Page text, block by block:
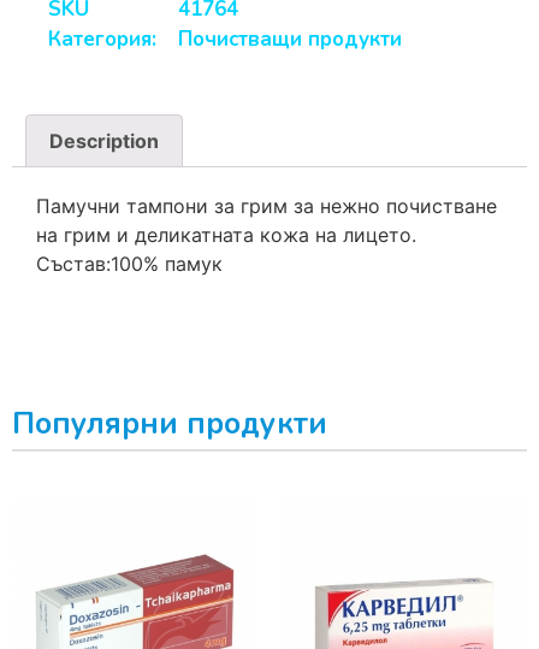
SKU
41764
Категория:
Почистващи продукти
Description
Памучни тампони за грим за нежно почистване
на грим и деликатната кожа на лицето.
Състав:100% памук
Популярни продукти